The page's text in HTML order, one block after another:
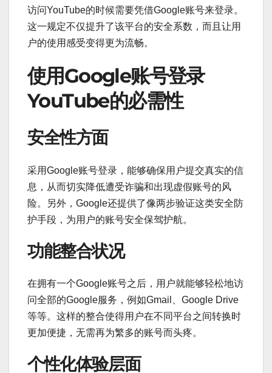
访问YouTube的时候需要凭借Google账号来登录。
这一规定不仅提升了该平台的安全系数，而且让用
户的使用感受变得更为流畅。
使用Google账号登录
YouTube的必需性
安全性方面
采用Google账号登录，能够确保用户提交真实的信
息，从而切实降低遭受诈骗和出现虚假账号的风
险。另外，Google还提供了像两步验证这类安全防
护手段，为用户的账号安全保驾护航。
功能整合状况
在拥有一个Google账号之后，用户就能够轻松地访
问全部的Google服务，例如Gmail、Google Drive
等等。这样的整合使得用户在不同平台之间转换时
更加便捷，无需再为繁多的账号而头疼。
个性化体验层面